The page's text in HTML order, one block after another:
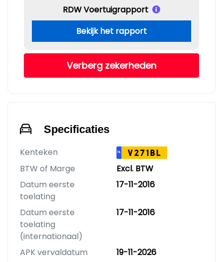
RDW Voertuigrapport
Bekijk het rapport
Verberg zekerheden
Specificaties
Kenteken NL V271BL
BTW of Marge
Excl. BTW
Datum eerste
toelating
17-11-2016
Datum eerste
toelating
(internationaal)
17-11-2016
APK vervaldatum
19-11-2026